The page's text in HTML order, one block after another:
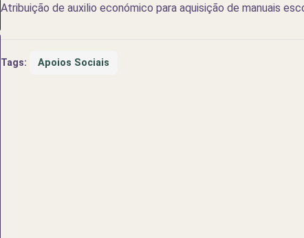
Atribuição de auxilio económico para aquisição de manuais
Tags: Apoios Sociais